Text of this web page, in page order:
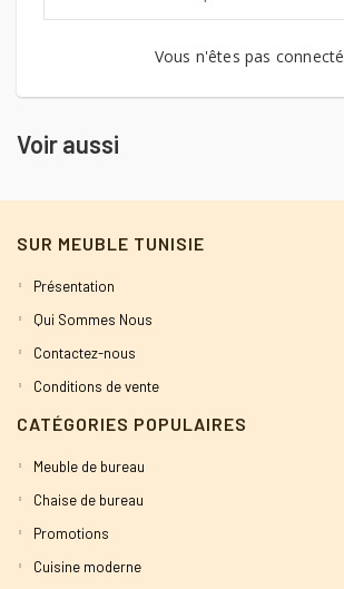
Vous n'êtes pas connecté
Voir aussi
SUR MEUBLE TUNISIE
Présentation
Qui Sommes Nous
Contactez-nous
Conditions de vente
CATÉGORIES POPULAIRES
Meuble de bureau
Chaise de bureau
Promotions
Cuisine moderne